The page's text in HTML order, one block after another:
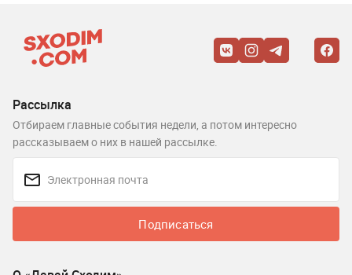
Рассылка
Отбираем главные события недели, а потом интересно
рассказываем о них в нашей рассылке.
Подписаться